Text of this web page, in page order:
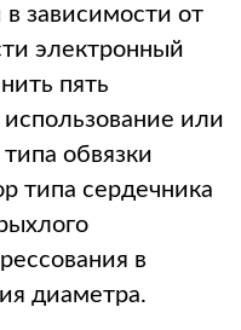
зависимости от
электронный
пять
или
обвязки
типа сердечника
в
диаметра.